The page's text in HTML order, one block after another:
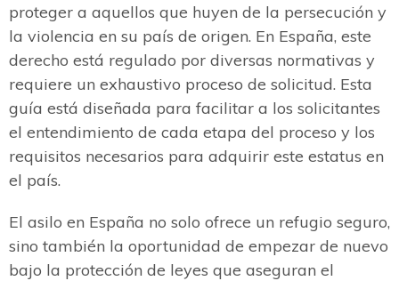
proteger a aquellos que huyen de la persecución y
la violencia en su país de origen. En España, este
derecho está regulado por diversas normativas y
requiere un exhaustivo proceso de solicitud. Esta
guía está diseñada para facilitar a los solicitantes
el entendimiento de cada etapa del proceso y los
requisitos necesarios para adquirir este estatus en
el país.
El asilo en España no solo ofrece un refugio seguro,
sino también la oportunidad de empezar de nuevo
bajo la protección de leyes que aseguran el